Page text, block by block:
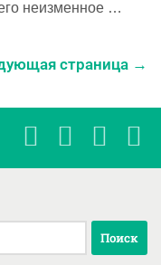
неизменное …
страница →